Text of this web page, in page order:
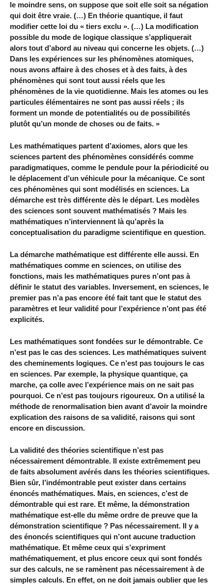
le moindre sens, on suppose que soit elle soit sa négation
qui doit être vraie. (…) En théorie quantique, il faut
modifier cette loi du « tiers exclu ». (…) La modification
possible du mode de logique classique s’appliquerait
alors tout d’abord au niveau qui concerne les objets. (…)
Dans les expériences sur les phénomènes atomiques,
nous avons affaire à des choses et à des faits, à des
phénomènes qui sont tout aussi réels que les
phénomènes de la vie quotidienne. Mais les atomes ou les
particules élémentaires ne sont pas aussi réels ; ils
forment un monde de potentialités ou de possibilités
plutôt qu’un monde de choses ou de faits. »
Les mathématiques partent d’axiomes, alors que les
sciences partent des phénomènes considérés comme
paradigmatiques, comme le pendule pour la périodicité ou
le déplacement d’un véhicule pour la mécanique. Ce sont
ces phénomènes qui sont modélisés en sciences. La
démarche est très différente dès le départ. Les modèles
des sciences sont souvent mathématisés ? Mais les
mathématiques n’interviennent là qu’après la
conceptualisation du paradigme scientifique en question.
La démarche mathématique est différente elle aussi. En
mathématiques comme en sciences, on utilise des
fonctions, mais les mathématiques pures n’ont pas à
définir le statut des variables. Inversement, en sciences, le
premier pas n’a pas encore été fait tant que le statut des
paramètres et leur validité pour l’expérience n’ont pas été
explicités.
Les mathématiques sont fondées sur le démontrable. Ce
n’est pas le cas des sciences. Les mathématiques suivent
des cheminements logiques. Ce n’est pas toujours le cas
en sciences. Par exemple, la physique quantique, ça
marche, ça colle avec l’expérience mais on ne sait pas
pourquoi. Ce n’est pas toujours rigoureux. On a utilisé la
méthode de renormalisation bien avant d’avoir la moindre
explication des raisons de sa validité, raisons qui sont
encore en discussion.
La validité des théories scientifique n’est pas
nécessairement démontrable. Il existe extrêmement peu
de faits absolument avérés dans les théories scientifiques.
Bien sûr, l’indémontrable peut exister dans certains
énoncés mathématiques. Mais, en sciences, c’est de
démontrable qui est rare. Et même, la démonstration
mathématique est-elle du même ordre de preuve que la
démonstration scientifique ? Pas nécessairement. Il y a
des énoncés scientifiques qui n’ont aucune traduction
mathématique. Et même ceux qui s’expriment
mathématiquement, et plus encore ceux qui sont fondés
sur des calculs, ne se ramènent pas nécessairement à de
simples calculs. En effet, on ne doit jamais oublier que les